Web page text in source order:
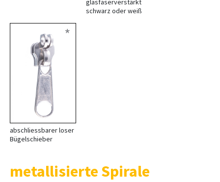
glasfaserverstärkt
schwarz oder weiß
*
abschliessbarer loser
Bügelschieber
metallisierte Spirale